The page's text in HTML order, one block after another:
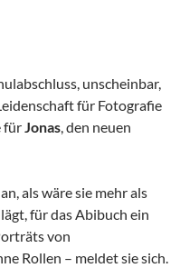
unscheinbar,
für Fotografie
fürJonas, den neuen
als wäre sie mehr als
für das Abibuch ein
von
Rollen – meldet sie sich.